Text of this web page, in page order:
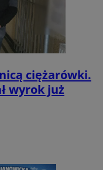
ciężarówki.
wyrok już